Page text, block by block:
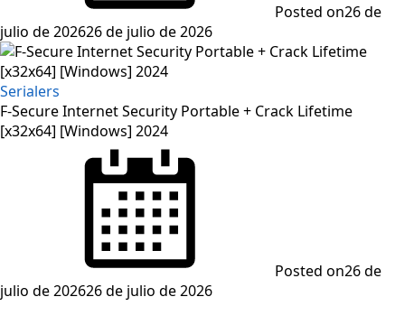
Posted on26 de
julio de 202626 de julio de 2026
Serialers
F-Secure Internet Security Portable + Crack Lifetime
[x32x64] [Windows] 2024
Posted on26 de
julio de 202626 de julio de 2026